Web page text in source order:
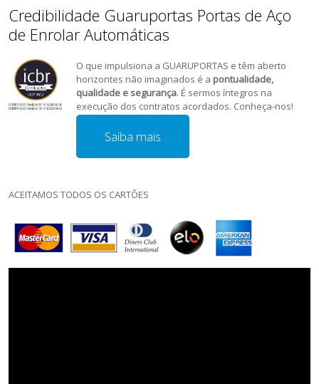
Credibilidade Guaruportas Portas de Aço
de Enrolar Automáticas
O que impulsiona a GUARUPORTAS e têm aberto
horizontes não imaginados é a pontualidade,
qualidade e segurança. É sermos íntegros na
execução dos contratos acordados. Conheça-nos!
Saiba mais
ACEITAMOS TODOS OS CARTÕES